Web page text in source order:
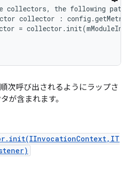
collectors, the following
collector :
=
次呼び出されるようにラップさ
が含まれます。